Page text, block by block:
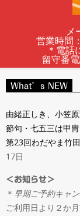
レ
ン
タ
ル
＆
メ
営業時間
＊電話
留守番
Navigation
What’s NEW
由緒正しき、小笠
節句・七五三は甲
第23回わだやま竹
17日
＜お知らせ＞
＊ 早期ご予約キャ
ご利用日より２か